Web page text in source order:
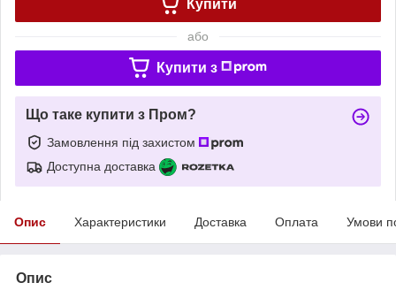
Купити
або
Купити з
Що таке купити з Пром?
Замовлення під захистом
Доступна доставка
Опис Характеристики Доставка Оплата Умови
Опис